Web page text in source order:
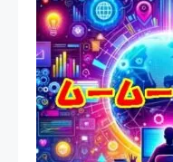
サ
ポ
ー
ト
ン
で
安
心
の
ド
ム
ー
ム
ー
ド
メ